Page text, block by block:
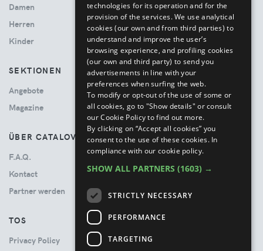
Damen
Herren
Kinder
SEKTIONEN
Angebote
Magazine
ÜBER CATALOVE
F.A.Q.
Kontact
Partner werden
TOS
Privacy Policy
technologies for its operation and for the
provision of the services. We use analytical
cookies (our own and from third parties) to
understand and improve the user’s
browsing experience, and profiling cookies
(our own and third party) to send you
advertisements in line with your
preferences when surfing the web.
To modify or opt-out of the use of some or
all cookies, go to "Show details" or consult
our Cookie Policy to find out more.
By clicking on “Accept all cookies” you
consent to the use of these cookies. In
compliance with our cookie policy.
SHOW ALL PARTNERS (1603) →
STRICTLY NECESSARY
PERFORMANCE
TARGETING